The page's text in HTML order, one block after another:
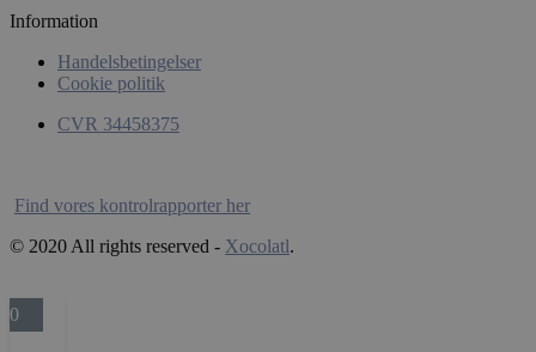
Information
Handelsbetingelser
Cookie politik
CVR 34458375
Find vores kontrolrapporter her
© 2020 All rights reserved - Xocolatl.
0
woocommerce_recently_viewed